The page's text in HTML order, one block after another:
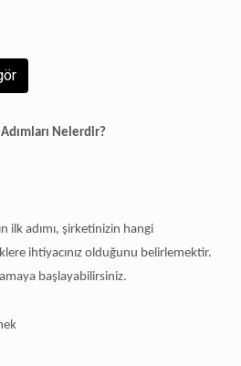
Nelerdir?
ilk adımı, şirketinizin hangi
ihtiyacınız olduğunu belirlemektir.
başlayabilirsiniz.